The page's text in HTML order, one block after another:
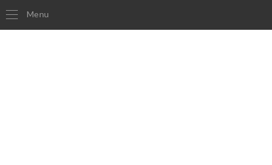
Menu